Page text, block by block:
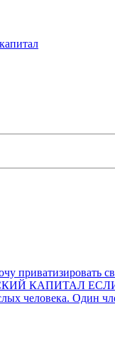
приватизировать
КАПИТАЛ ЕСЛИ
человека. Один